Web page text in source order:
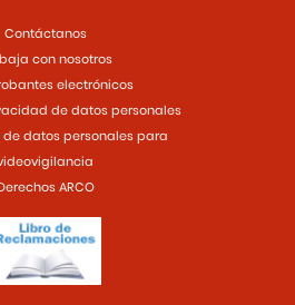
Contáctanos
con nosotros
electrónicos
de datos personales
datos personales para
ARCO